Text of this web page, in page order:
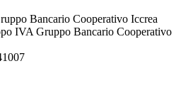
Bancario Cooperativo Iccrea
IVA Gruppo Bancario Cooperativo